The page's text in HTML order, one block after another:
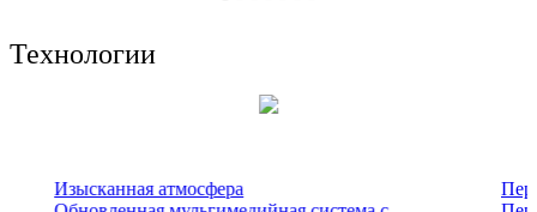
Технологии
Изысканная атмосфера